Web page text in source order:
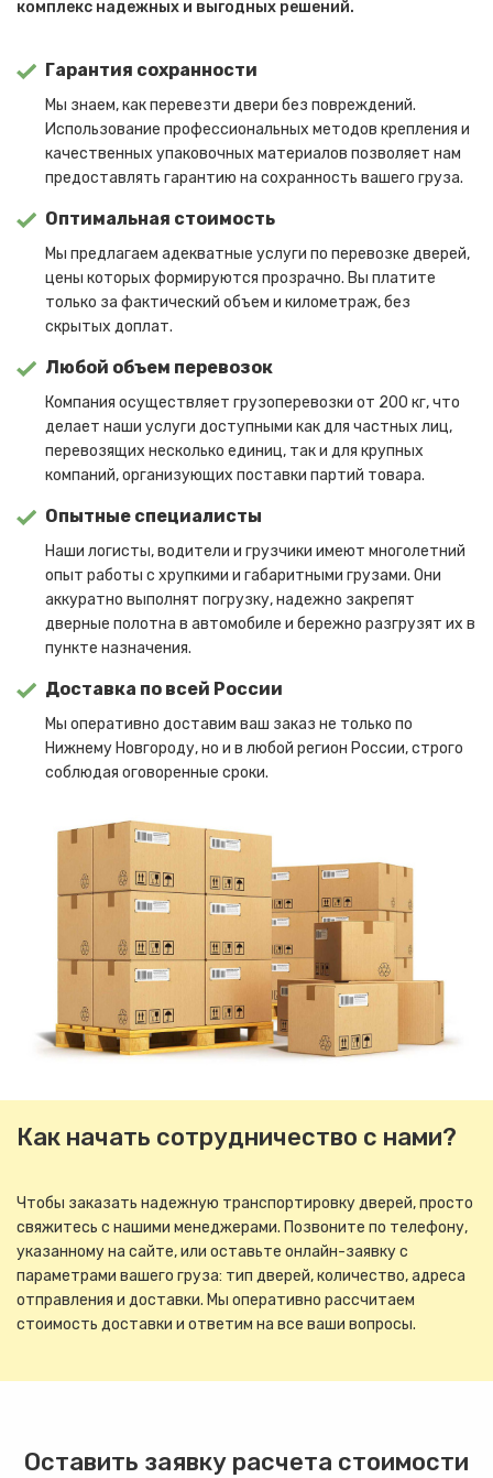
комплекс надежных и выгодных решений.
Гарантия сохранности
Мы знаем, как перевезти двери без повреждений.
Использование профессиональных методов крепления и
качественных упаковочных материалов позволяет нам
предоставлять гарантию на сохранность вашего груза.
Оптимальная стоимость
Мы предлагаем адекватные услуги по перевозке дверей,
цены которых формируются прозрачно. Вы платите
только за фактический объем и километраж, без
скрытых доплат.
Любой объем перевозок
Компания осуществляет грузоперевозки от 200 кг, что
делает наши услуги доступными как для частных лиц,
перевозящих несколько единиц, так и для крупных
компаний, организующих поставки партий товара.
Опытные специалисты
Наши логисты, водители и грузчики имеют многолетний
опыт работы с хрупкими и габаритными грузами. Они
аккуратно выполнят погрузку, надежно закрепят
дверные полотна в автомобиле и бережно разгрузят их в
пункте назначения.
Доставка по всей России
Мы оперативно доставим ваш заказ не только по
Нижнему Новгороду, но и в любой регион России, строго
соблюдая оговоренные сроки.
Как начать сотрудничество с нами?
Чтобы заказать надежную транспортировку дверей, просто
свяжитесь с нашими менеджерами. Позвоните по телефону,
указанному на сайте, или оставьте онлайн-заявку с
параметрами вашего груза: тип дверей, количество, адреса
отправления и доставки. Мы оперативно рассчитаем
стоимость доставки и ответим на все ваши вопросы.
Оставить заявку расчета стоимости